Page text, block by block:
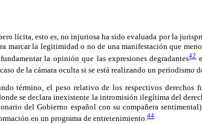
lícita, esto es, no injuriosa ha sido evaluada por la
marcar la legitimidad o no de una manifestación que
la opinión que las expresiones degradantes42
de la cámara oculta si se está realizando un periodismo
término, el peso relativo de los respectivos derechos
se declara inexistente la intromisión ilegítima del
del Gobierno español con su compañera
en un programa de entretenimiento.44